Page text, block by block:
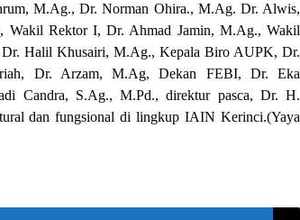
M.Ag., Dr. Norman Ohira., M.Ag. Dr. Alwis,
Rektor I, Dr. Ahmad Jamin, M.Ag., Wakil
Halil Khusairi, M.Ag., Kepala Biro AUPK, Dr.
Dr. Arzam, M.Ag, Dekan FEBI, Dr. Eka
Candra, S.Ag., M.Pd., direktur pasca, Dr. H.
dan fungsional di lingkup IAIN Kerinci.(Yaya